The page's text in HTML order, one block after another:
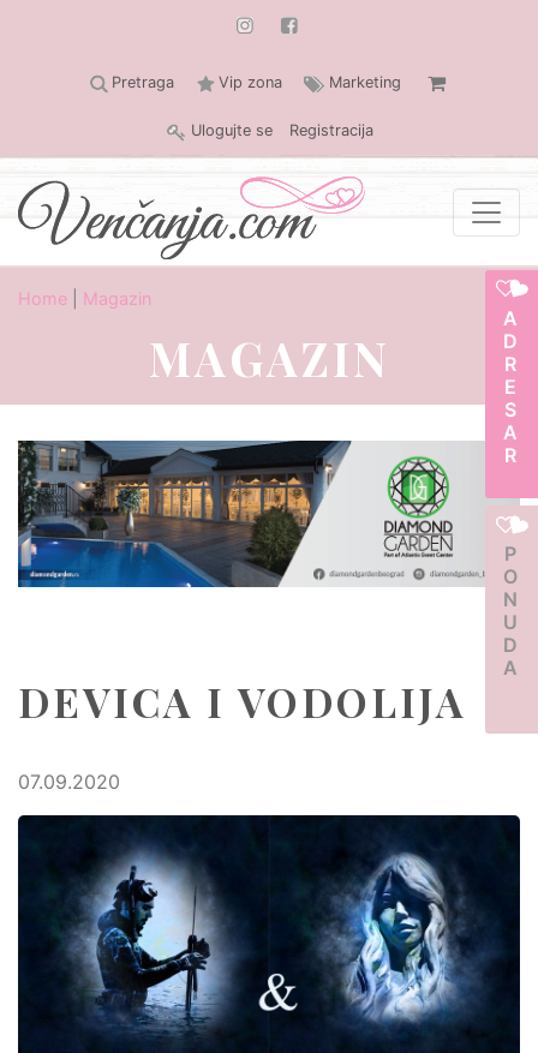
Pretraga Vip zona Marketing
Ulogujte se Registracija
ADRESAR
PONUDA
Home Magazin
MAGAZIN
DEVICA I VODOLIJA
07.09.2020